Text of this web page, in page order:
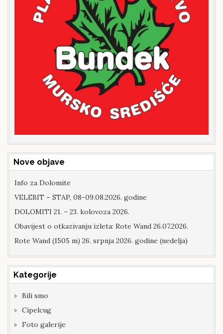
Nove objave
Info za Dolomite
VELEBIT – STAP, 08-09.08.2026. godine
DOLOMITI 21. – 23. kolovoza 2026.
Obavijest o otkazivanju izleta: Rote Wand 26.07.2026.
Rote Wand (1505 m) 26. srpnja 2026. godine (nedelja)
Kategorije
Bili smo
Cipelcug
Foto galerije